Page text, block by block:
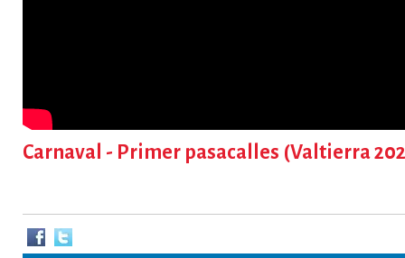
Carnaval - Primer pasacalles (Valtierra